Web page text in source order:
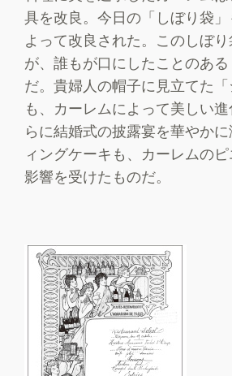
具を改良。今日の「しぼり袋
よって改良された。このしぼ
が、誰もが口にしたことのある
だ。貴婦人の帽子に見立てた「
も、カーレムによって美しい
らに結婚式の披露宴を華やか
ィングケーキも、カーレムの
影響を受けたものだ。